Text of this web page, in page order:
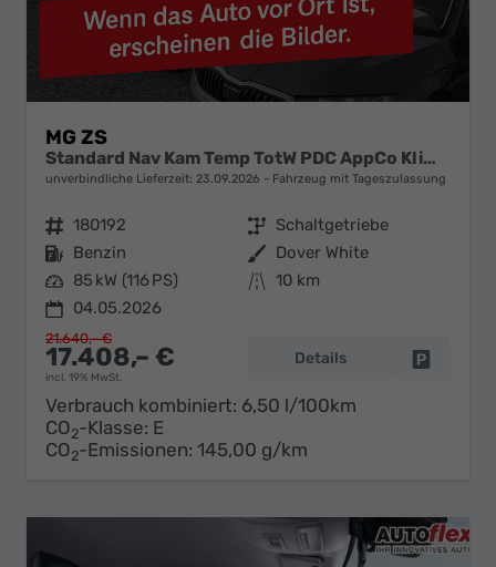
MG ZS
Standard Nav Kam Temp TotW PDC AppCo Klimaaut
unverbindliche Lieferzeit: 23.09.2026 Fahrzeug mit Tageszulassung
Fahrzeugnr. 180192 Getriebe Schaltgetriebe
Kraftstoff Benzin Außenfarbe Dover White
Leistung 85 kW (116 PS) Kilometerstand 10 km
04.05.2026
17.408,– €
incl. 19% MwSt.
21.640,– €
Details
Verbrauch kombiniert: 6,50 l/100km
CO2-Klasse: E
CO2-Emissionen: 145,00 g/km